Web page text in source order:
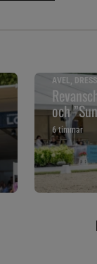
AVEL,
och
6 timmar